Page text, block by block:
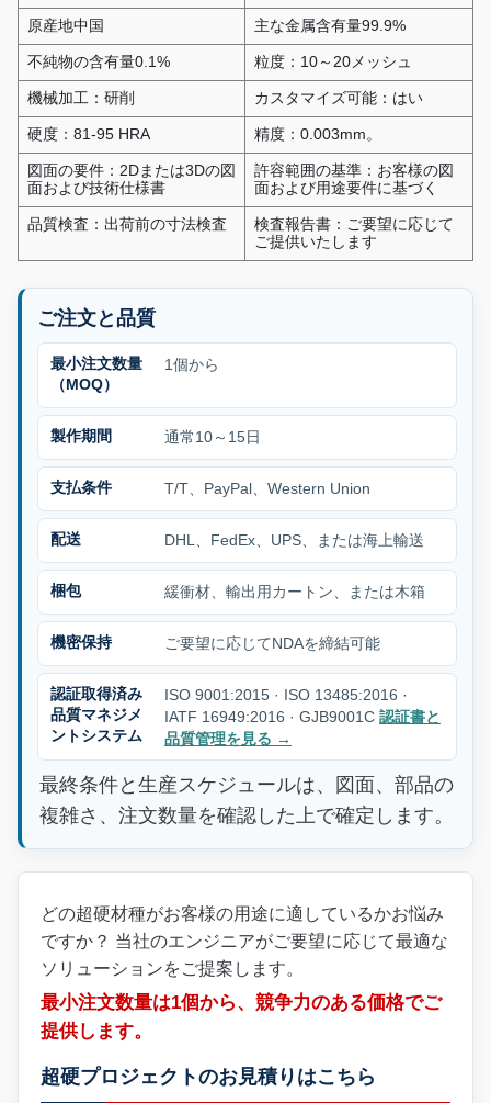
原産地中国 主な金属含有量99.9%
不純物の含有量0.1% 粒度：10～20メッシュ
機械加工：研削 カスタマイズ可能：はい
硬度：81-95 HRA 精度：0.003mm。
図面の要件：2Dまたは3Dの図
面および技術仕様書
許容範囲の基準：お客様の図
面および用途要件に基づく
品質検査：出荷前の寸法検査
検査報告書：ご要望に応じて
ご提供いたします
ご注文と品質
最小注文数量
（MOQ）
1個から
製作期間 通常10～15日
支払条件 T/T、PayPal、Western Union
配送 DHL、FedEx、UPS、または海上輸送
梱包 緩衝材、輸出用カートン、または木箱
機密保持 ご要望に応じてNDAを締結可能
認証取得済み
品質マネジメ
ントシステム
ISO 9001:2015 · ISO 13485:2016 ·
IATF 16949:2016 · GJB9001C 認証書と
品質管理を見る →
最終条件と生産スケジュールは、図面、部品の
複雑さ、注文数量を確認した上で確定します。
どの超硬材種がお客様の用途に適しているかお悩み
ですか？ 当社のエンジニアがご要望に応じて最適な
ソリューションをご提案します。
最小注文数量は1個から、競争力のある価格でご
提供します。
超硬プロジェクトのお見積りはこちら